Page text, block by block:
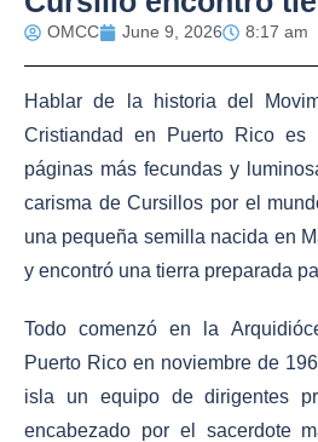
OMCC June 9, 2026 8:17 am
Hablar de la historia del
Cristiandad en Puerto Rico
páginas más fecundas y
carisma de Cursillos por el
una pequeña semilla nacida en
y encontró una tierra preparada
Todo comenzó en la
Puerto Rico en noviembre de
isla un equipo de dirigentes
encabezado por el sacerdote